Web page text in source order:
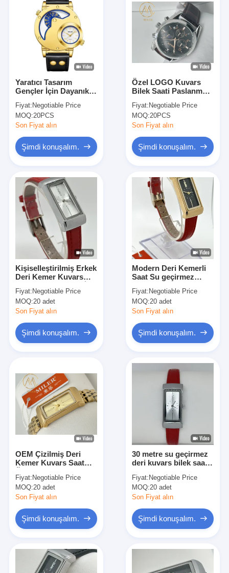
Ürün
Hakkımızda
Fabrika Turu
Kalite kontrolü
Haberler
Davalar
Kuvars Bilek İzle
Deri Kayışlı Kuvars Saat
Paslanmaz çelik kayışlı saat
Silikon Kemerli Saat
Kadın Kuvars Saati
Erkek Kuvars Saati
Dijital Spor Saati
Yaratıcı Tasarım
Gençler İçin Dayanıklı
Kuvars Saat
Fiyat: Negotiable Price
MOQ:20PCS
Son Fiyat alın
Şimdi konuşalım.
Özel LOGO Kuvars
Bilek Saati Paslanmaz
Erkekler Lüks Kuvars
Bilek
Fiyat: Negotiable Price
MOQ:20PCS
Son Fiyat alın
Şimdi konuşalım.
Kişiselleştirilmiş Erkek
Deri Kemer Kuvars
Fiyat: Negotiable Price
MOQ:20 adet
Son Fiyat alın
Şimdi konuşalım.
Modern Deri Kemerli
Saat Su geçirmez
18-45 Yaşındakiler İçin
Fiyat: Negotiable Price
MOQ:20 adet
Son Fiyat alın
Şimdi konuşalım.
OEM Çizilmiş Deri
Kemer Kuvars Saat
Fiyat:Negotiable Price
MOQ:20 adet
Son Fiyat alın
Şimdi konuşalım.
30 metre su geçirmez
deri kuvars bilek saati
Fiyat:Negotiable Price
MOQ:20 adet
Son Fiyat alın
Şimdi konuşalım.